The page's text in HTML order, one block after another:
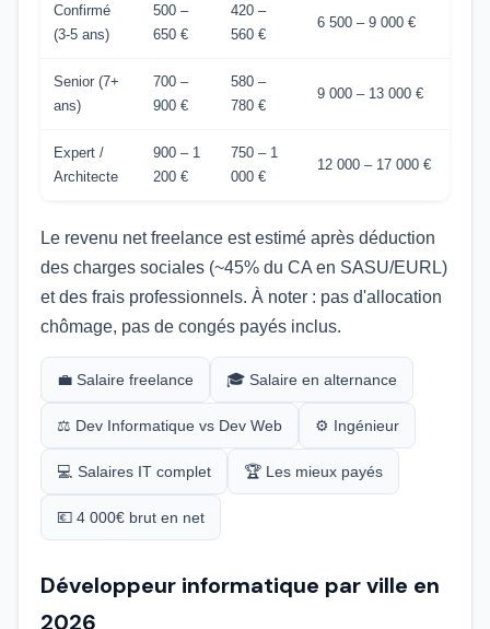
Confirmé
(3-5 ans)
500 –
650 €
420 –
560 €
6 500 – 9 000 €
Senior (7+
ans)
700 –
900 €
580 –
780 €
9 000 – 13 000 €
Expert /
Architecte
900 – 1
200 €
750 – 1
000 €
12 000 – 17 000 €
Le revenu net freelance est estimé après déduction
des charges sociales (~45% du CA en SASU/EURL)
et des frais professionnels. À noter : pas d'allocation
chômage, pas de congés payés inclus.
💼 Salaire freelance 🎓 Salaire en alternance
⚖️ Dev Informatique vs Dev Web ⚙️ Ingénieur
💻 Salaires IT complet 🏆 Les mieux payés
💶 4 000€ brut en net
Développeur informatique par ville en
2026